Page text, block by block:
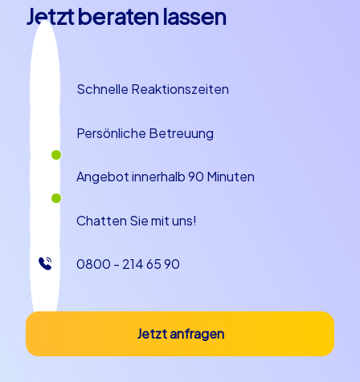
Jetzt beraten lassen
Schnelle Reaktionszeiten
Persönliche Betreuung
Angebot innerhalb 90 Minuten
Chatten Sie mit uns!
0800 - 214 65 90
Jetzt anfragen